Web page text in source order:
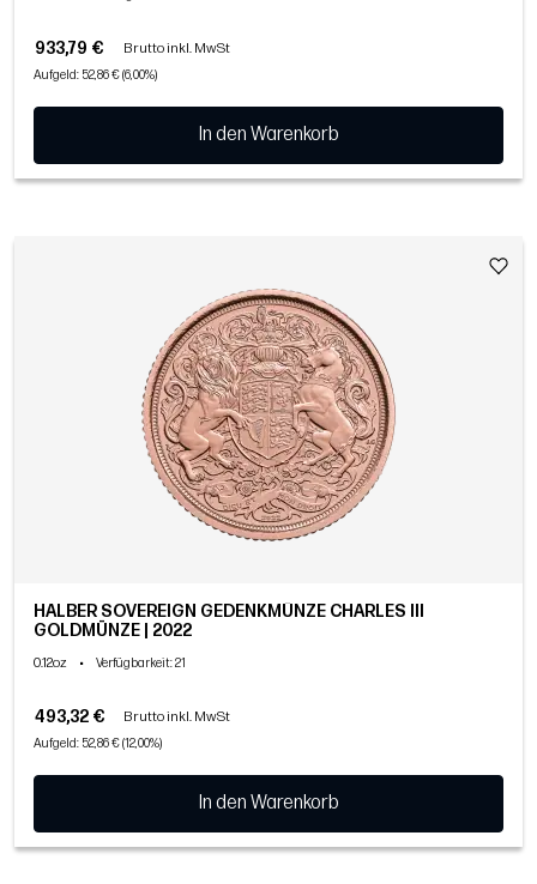
933,79 € Brutto inkl. MwSt
Aufgeld: 52,86 € (6,00%)
In den Warenkorb
HALBER SOVEREIGN GEDENKMÜNZE CHARLES III
GOLDMÜNZE | 2022
0.12oz • Verfügbarkeit: 21
493,32 € Brutto inkl. MwSt
Aufgeld: 52,86 € (12,00%)
In den Warenkorb